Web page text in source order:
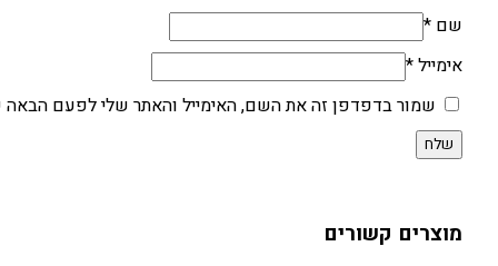
שם *
אימייל*
שמור בדפדפן זה את השם, האימייל והאתר שלי לפעם הבאה
מוצרים קשורים